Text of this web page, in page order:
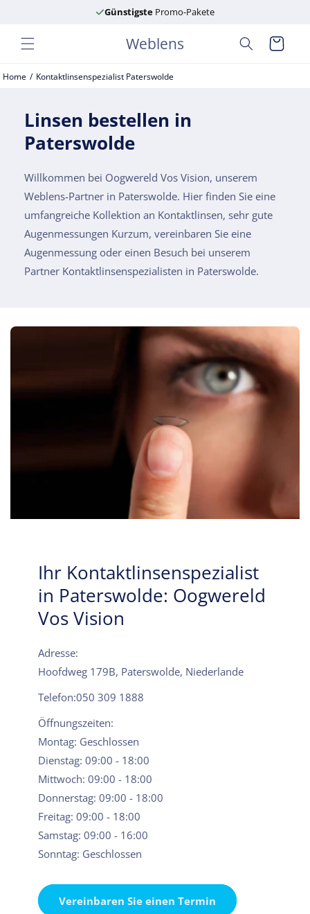
Günstigste Promo-Pakete
Weblens Warenkorb
Home Kontaktlinsenspezialist Paterswolde
Linsen bestellen in
Paterswolde
Willkommen bei Oogwereld Vos Vision, unserem
Weblens-Partner in Paterswolde. Hier finden Sie eine
umfangreiche Kollektion an Kontaktlinsen, sehr gute
Augenmessungen Kurzum, vereinbaren Sie eine
Augenmessung oder einen Besuch bei unserem
Partner Kontaktlinsenspezialisten in Paterswolde.
Ihr Kontaktlinsenspezialist
in Paterswolde: Oogwereld
Vos Vision
Adresse:
Hoofdweg 179B, Paterswolde, Niederlande
Telefon:050 309 1888
Öffnungszeiten:
Montag: Geschlossen
Dienstag: 09:00 - 18:00
Mittwoch: 09:00 - 18:00
Donnerstag: 09:00 - 18:00
Freitag: 09:00 - 18:00
Samstag: 09:00 - 16:00
Sonntag: Geschlossen
Vereinbaren Sie einen Termin